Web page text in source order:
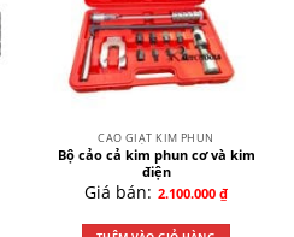
CAO GIẬT KIM PHUN
Bộ cảo cả kim phun cơ và kim
điện
Giá bán: 2.100.000 ₫